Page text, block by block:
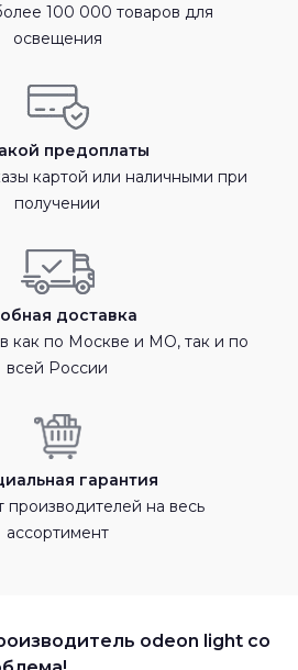
100 000 товаров для
освещения
предоплаты
картой или наличными при
получении
доставка
как по Москве и МО, так и по
всей России
гарантия
производителей на весь
ассортимент
odeon light со